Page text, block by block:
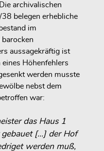
archivalischen
belegen erhebliche
im
aussagekräftig ist
Höhenfehlers
werden musste
nebst dem
war:
das Haus 1
[…] der Hof
werden muß,